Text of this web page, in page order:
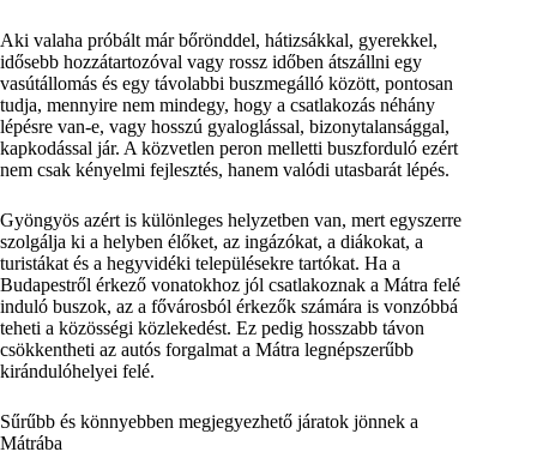
Aki valaha próbált már bőrönddel, hátizsákkal, gyerekkel,
idősebb hozzátartozóval vagy rossz időben átszállni egy
vasútállomás és egy távolabbi buszmegálló között, pontosan
tudja, mennyire nem mindegy, hogy a csatlakozás néhány
lépésre van-e, vagy hosszú gyaloglással, bizonytalansággal,
kapkodással jár. A közvetlen peron melletti buszforduló ezért
nem csak kényelmi fejlesztés, hanem valódi utasbarát lépés.
Gyöngyös azért is különleges helyzetben van, mert egyszerre
szolgálja ki a helyben élőket, az ingázókat, a diákokat, a
turistákat és a hegyvidéki településekre tartókat. Ha a
Budapestről érkező vonatokhoz jól csatlakoznak a Mátra felé
induló buszok, az a fővárosból érkezők számára is vonzóbbá
teheti a közösségi közlekedést. Ez pedig hosszabb távon
csökkentheti az autós forgalmat a Mátra legnépszerűbb
kirándulóhelyei felé.
Sűrűbb és könnyebben megjegyezhető járatok jönnek a
Mátrába